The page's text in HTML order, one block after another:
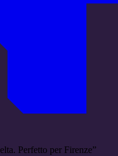
Perfetto per Firenze”